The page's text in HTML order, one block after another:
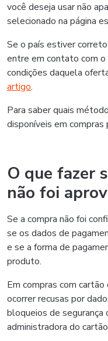
você deseja usar não
selecionado na página
Se o país estiver
entre em contato com o
condições daquela
artigo.
Para saber quais
disponíveis em
O que fazer
não foi
Se a compra não foi
se os dados de
e se a forma de
produto.
Em compras com
ocorrer recusas por
bloqueios de segurança
administradora do